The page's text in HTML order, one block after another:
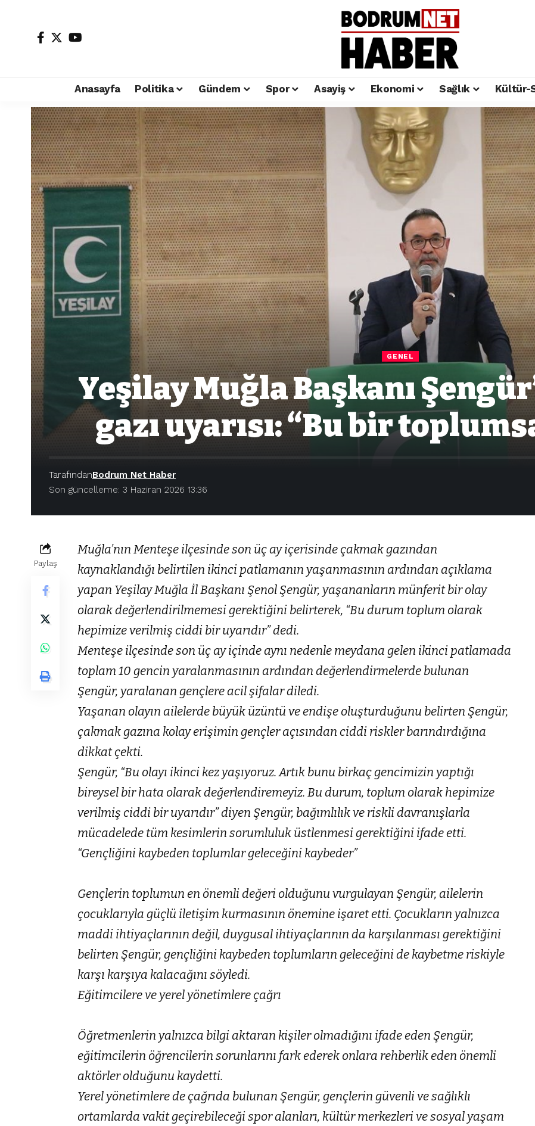
Anasayfa Politika Gündem Spor Asayiş Ekonomi Sağlık Kültür-
GENEL
Yeşilay Muğla Başkanı
gazı uyarısı: “Bu bir
Son güncelleme: 3 Haziran 2026 13:36
TarafındanBodrum Net Haber
Paylaş
Muğla’nın Menteşe ilçesinde son üç ay içerisinde çakmak gazından
kaynaklandığı belirtilen ikinci patlamanın yaşanmasının ardından açıklama
yapan Yeşilay Muğla İl Başkanı Şenol Şengür, yaşananların münferit bir olay
olarak değerlendirilmemesi gerektiğini belirterek, “Bu durum toplum olarak
hepimize verilmiş ciddi bir uyarıdır” dedi.
Menteşe ilçesinde son üç ay içinde aynı nedenle meydana gelen ikinci patlamada
toplam 10 gencin yaralanmasının ardından değerlendirmelerde bulunan
Şengür, yaralanan gençlere acil şifalar diledi.
Yaşanan olayın ailelerde büyük üzüntü ve endişe oluşturduğunu belirten Şengür,
çakmak gazına kolay erişimin gençler açısından ciddi riskler barındırdığına
dikkat çekti.
Şengür, “Bu olayı ikinci kez yaşıyoruz. Artık bunu birkaç gencimizin yaptığı
bireysel bir hata olarak değerlendiremeyiz. Bu durum, toplum olarak hepimize
verilmiş ciddi bir uyarıdır” diyen Şengür, bağımlılık ve riskli davranışlarla
mücadelede tüm kesimlerin sorumluluk üstlenmesi gerektiğini ifade etti.
“Gençliğini kaybeden toplumlar geleceğini kaybeder”
Gençlerin toplumun en önemli değeri olduğunu vurgulayan Şengür, ailelerin
çocuklarıyla güçlü iletişim kurmasının önemine işaret etti. Çocukların yalnızca
maddi ihtiyaçlarının değil, duygusal ihtiyaçlarının da karşılanması gerektiğini
belirten Şengür, gençliğini kaybeden toplumların geleceğini de kaybetme riskiyle
karşı karşıya kalacağını söyledi.
Eğitimcilere ve yerel yönetimlere çağrı
Öğretmenlerin yalnızca bilgi aktaran kişiler olmadığını ifade eden Şengür,
eğitimcilerin öğrencilerin sorunlarını fark ederek onlara rehberlik eden önemli
aktörler olduğunu kaydetti.
Yerel yönetimlere de çağrıda bulunan Şengür, gençlerin güvenli ve sağlıklı
ortamlarda vakit geçirebileceği spor alanları, kültür merkezleri ve sosyal yaşam